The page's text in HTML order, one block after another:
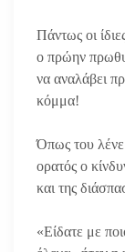
Πάντως οι
ο πρώην
να αναλάβει
κόμμα!
Όπως του λένε
ορατός ο
και της
«Είδατε με